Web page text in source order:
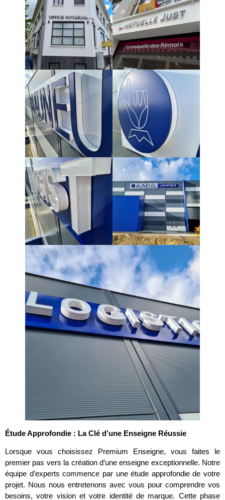
Étude Approfondie : La Clé d’une Enseigne Réussie
Lorsque vous choisissez Premium Enseigne, vous faites le
premier pas vers la création d’une enseigne exceptionnelle. Notre
équipe d’experts commence par une étude approfondie de votre
projet. Nous nous entretenons avec vous pour comprendre vos
besoins, votre vision et votre identité de marque. Cette phase